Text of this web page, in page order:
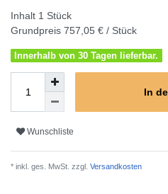
Inhalt 1 Stück
Grundpreis 757,05 € / Stück
Innerhalb von 30 Tagen lieferbar.
In
Wunschliste
* inkl. ges. MwSt. zzgl. Versandkosten